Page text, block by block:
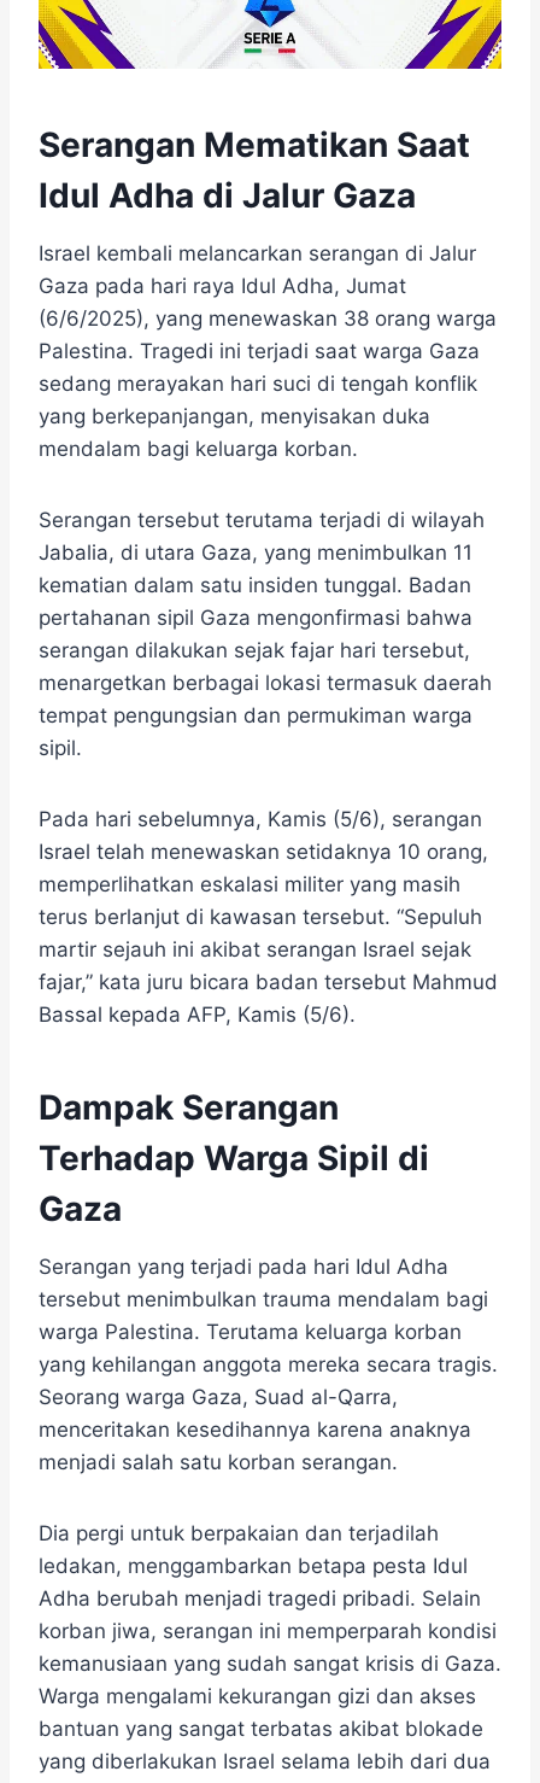
Serangan Mematikan Saat
Idul Adha di Jalur Gaza
Israel kembali melancarkan serangan di Jalur
Gaza pada hari raya Idul Adha, Jumat
(6/6/2025), yang menewaskan 38 orang warga
Palestina. Tragedi ini terjadi saat warga Gaza
sedang merayakan hari suci di tengah konflik
yang berkepanjangan, menyisakan duka
mendalam bagi keluarga korban.
Serangan tersebut terutama terjadi di wilayah
Jabalia, di utara Gaza, yang menimbulkan 11
kematian dalam satu insiden tunggal. Badan
pertahanan sipil Gaza mengonfirmasi bahwa
serangan dilakukan sejak fajar hari tersebut,
menargetkan berbagai lokasi termasuk daerah
tempat pengungsian dan permukiman warga
sipil.
Pada hari sebelumnya, Kamis (5/6), serangan
Israel telah menewaskan setidaknya 10 orang,
memperlihatkan eskalasi militer yang masih
terus berlanjut di kawasan tersebut. “Sepuluh
martir sejauh ini akibat serangan Israel sejak
fajar,” kata juru bicara badan tersebut Mahmud
Bassal kepada AFP, Kamis (5/6).
Dampak Serangan
Terhadap Warga Sipil di
Gaza
Serangan yang terjadi pada hari Idul Adha
tersebut menimbulkan trauma mendalam bagi
warga Palestina. Terutama keluarga korban
yang kehilangan anggota mereka secara tragis.
Seorang warga Gaza, Suad al-Qarra,
menceritakan kesedihannya karena anaknya
menjadi salah satu korban serangan.
Dia pergi untuk berpakaian dan terjadilah
ledakan, menggambarkan betapa pesta Idul
Adha berubah menjadi tragedi pribadi. Selain
korban jiwa, serangan ini memperparah kondisi
kemanusiaan yang sudah sangat krisis di Gaza.
Warga mengalami kekurangan gizi dan akses
bantuan yang sangat terbatas akibat blokade
yang diberlakukan Israel selama lebih dari dua